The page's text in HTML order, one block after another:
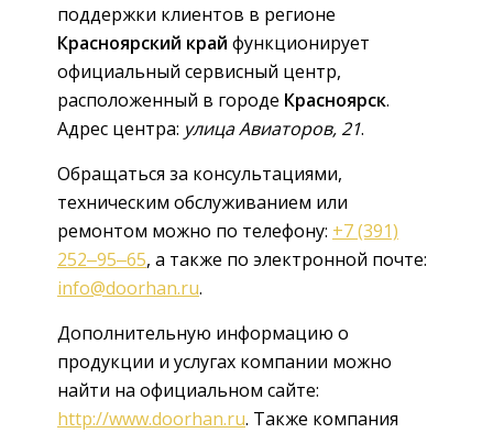
поддержки клиентов в регионе
Красноярский край функционирует
официальный сервисный центр,
расположенный в городе Красноярск.
Адрес центра: улица Авиаторов, 21.
Обращаться за консультациями,
техническим обслуживанием или
ремонтом можно по телефону: +7 (391)
252‒95‒65, а также по электронной почте:
info@doorhan.ru.
Дополнительную информацию о
продукции и услугах компании можно
найти на официальном сайте:
http://www.doorhan.ru. Также компания